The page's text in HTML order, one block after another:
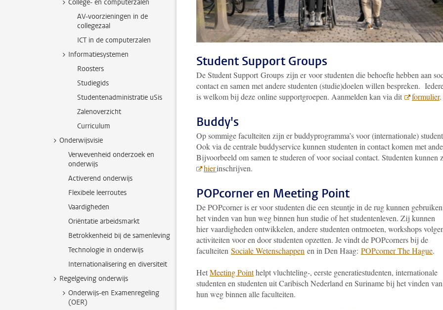
College- en computerzalen
AV-voorzieningen in de
collegezaal
ICT in de computerzalen
Informatiesystemen
Roosters
Studiegids
Studentenadministratie uSis
Zalenoverzicht
Curriculum
Onderwijsvisie
Verwevenheid onderzoek en
onderwijs
Activerend onderwijs
Flexibele leerroutes
Vaardigheden
Oriëntatie arbeidsmarkt
Betrokkenheid bij de samenleving
Technologie in onderwijs
Internationalisering en diversiteit
Regelgeving onderwijs
Onderwijs-en Examenregeling
(OER)
Student Support Groups
De Student Support Groups zijn er voor studenten die behoefte hebben aan
contact en samen met andere studenten (studie)doelen willen bespreken.
is welkom bij deze online supportgroepen. Aanmelden kan via dit
formulier
Buddy's
Op sommige faculteiten zijn er buddyprogramma’s voor (internationale)
Ook via de centrale buddyservice kunnen studenten in contact komen met
Bijvoorbeeld om samen te studeren of voor sociaal contact. Studenten kunnen
hierinschrijven.
POPcorner en Meeting Point
De POPcorner is er voor studenten die een steuntje in de rug kunnen
het vinden van hun weg binnen hun studie of het studentenleven. Zij kunnen
hier vaardigheden ontwikkelen, andere studenten ontmoeten, workshops
activiteiten voor en door studenten opzetten. Je vindt de POPcorners bij de
faculteiten Sociale Wetenschappen en in Den Haag: POPcorner The Hague.
HetMeeting Pointhelpt vluchteling-, eerste generatiestudenten, internationale
studenten en studenten uit Caribisch Nederland en Suriname bij het vinden van
hun weg binnen alle faculteiten.